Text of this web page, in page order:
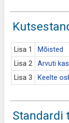
Lisa 1
Mõisted
Lisa 2
Arvuti
Lisa 3
Keelte
Standardi